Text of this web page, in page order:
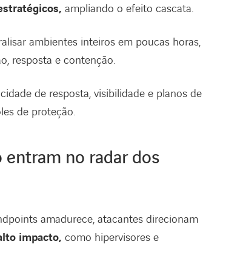
ampliando o efeito cascata.
ambientes inteiros em poucas horas,
resposta e contenção.
de resposta, visibilidade e planos de
de proteção.
no radar dos
amadurece, atacantes direcionam
impacto, como hipervisores e